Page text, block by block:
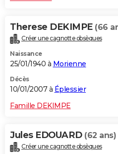
Therese DEKIMPE (66
Créer une cagnotte obsèques
Naissance
25/01/1940 à Morienne
Décès
10/01/2007 à Éplessier
Famille DEKIMPE
Jules EDOUARD (62 ans)
Créer une cagnotte obsèques